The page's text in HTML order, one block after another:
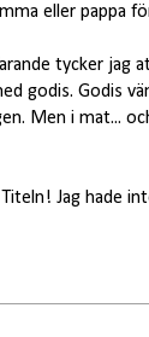
eller pappa
tycker jag
godis. Godis
Men i mat...
Jag hade